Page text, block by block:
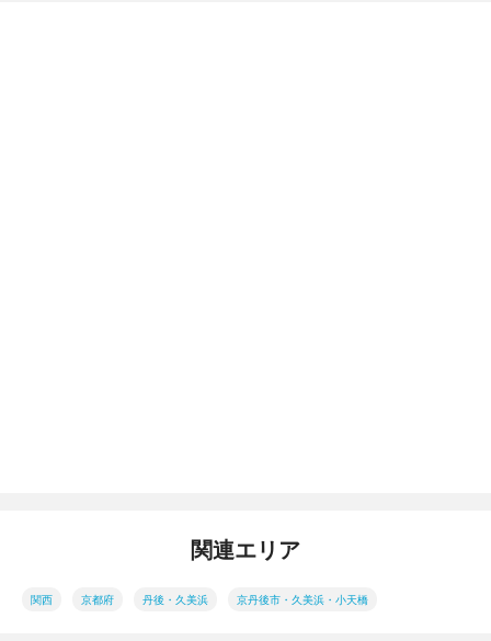
関連エリア
関西 京都府 丹後・久美浜 京丹後市・久美浜・小天橋